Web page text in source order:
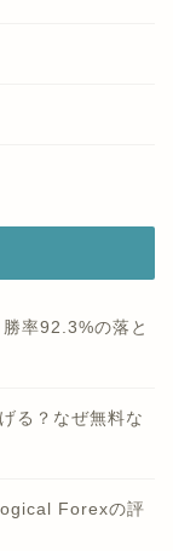
率92.3%の落と
る？なぜ無料な
Forexの評